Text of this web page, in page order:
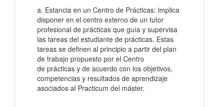
a. Estancia en un Centro de Prácticas: implica
disponer en el centro externo de un tutor
profesional de prácticas que guía y supervisa
las tareas del estudiante de prácticas. Estas
tareas se definen al principio a partir del plan
de trabajo propuesto por el Centro
de prácticas y de acuerdo con los objetivos,
competencias y resultados de aprendizaje
asociados al Practicum del máster.